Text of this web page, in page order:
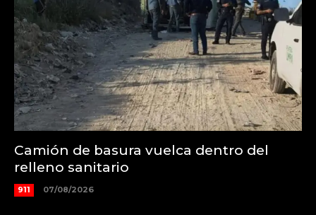
Camión de basura vuelca dentro del
relleno sanitario
911 07/08/2026